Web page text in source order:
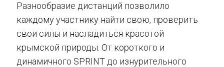
Разнообразие дистанций позволило
каждому участнику найти свою, проверить
свои силы и насладиться красотой
крымской природы. От короткого и
динамичного SPRINT до изнурительного